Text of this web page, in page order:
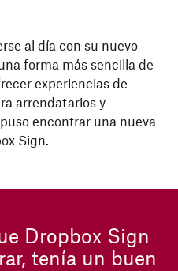
al día con su nuevo
forma más sencilla de
experiencias de
arrendatarios y
encontrar una nueva
Sign.
Dropbox Sign
tenía un buen